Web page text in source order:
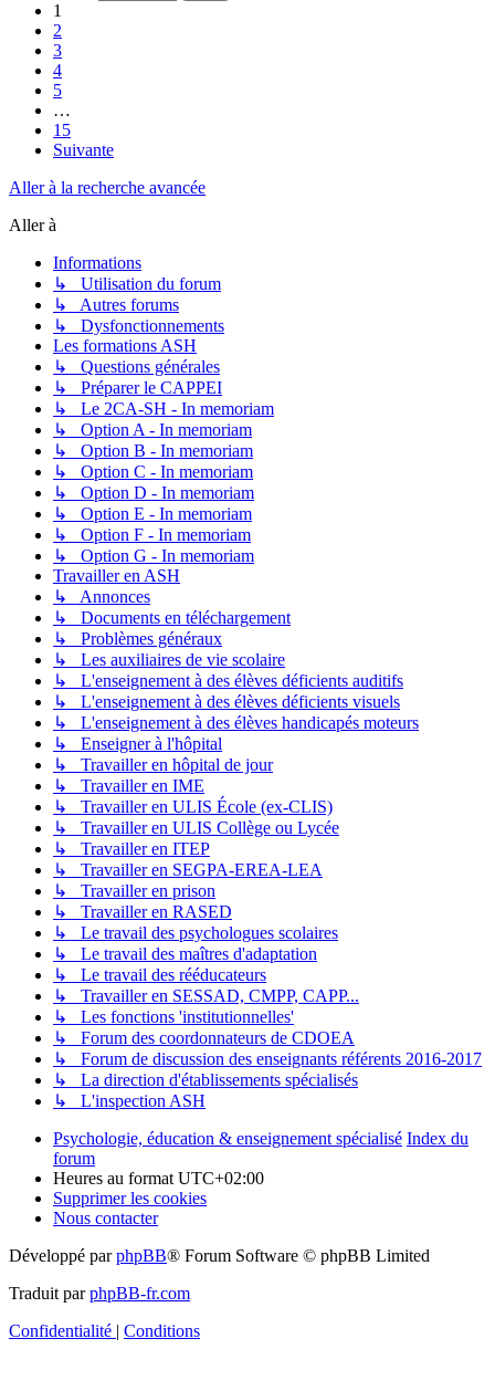
1
2
3
4
5
…
15
Suivante
Aller à la recherche avancée
Aller à
Informations
↳ Utilisation du forum
↳ Autres forums
↳ Dysfonctionnements
Les formations ASH
↳ Questions générales
↳ Préparer le CAPPEI
↳ Le 2CA-SH - In memoriam
↳ Option A - In memoriam
↳ Option B - In memoriam
↳ Option C - In memoriam
↳ Option D - In memoriam
↳ Option E - In memoriam
↳ Option F - In memoriam
↳ Option G - In memoriam
Travailler en ASH
↳ Annonces
↳ Documents en téléchargement
↳ Problèmes généraux
↳ Les auxiliaires de vie scolaire
↳ L'enseignement à des élèves déficients auditifs
↳ L'enseignement à des élèves déficients visuels
↳ L'enseignement à des élèves handicapés moteurs
↳ Enseigner à l'hôpital
↳ Travailler en hôpital de jour
↳ Travailler en IME
↳ Travailler en ULIS École (ex-CLIS)
↳ Travailler en ULIS Collège ou Lycée
↳ Travailler en ITEP
↳ Travailler en SEGPA-EREA-LEA
↳ Travailler en prison
↳ Travailler en RASED
↳ Le travail des psychologues scolaires
↳ Le travail des maîtres d'adaptation
↳ Le travail des rééducateurs
↳ Travailler en SESSAD, CMPP, CAPP...
↳ Les fonctions 'institutionnelles'
↳ Forum des coordonnateurs de CDOEA
↳ Forum de discussion des enseignants référents 2016-2017
↳ La direction d'établissements spécialisés
↳ L'inspection ASH
Psychologie, éducation & enseignement spécialisé Index du
forum
Heures au formatUTC+02:00
Supprimer les cookies
Nous contacter
Développé parphpBB® Forum Software © phpBB Limited
Traduit parphpBB-fr.com
Confidentialité
Conditions